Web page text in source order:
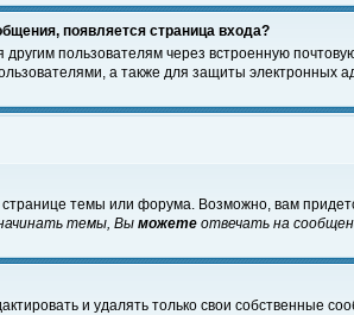
появляется страница входа?
пользователям через встроенную
а также для защиты электронных
темы или форума. Возможно, вам
темы, Вы можете отвечать на
и удалять только свои собственные